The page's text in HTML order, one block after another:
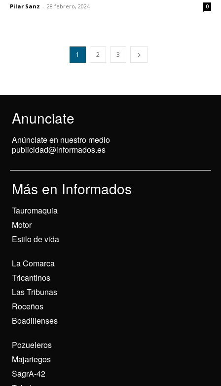
Pilar Sanz - 28 febrero, 2024 0
1 2 3
Anunciate
Anúnciate en nuestro medio
publicidad@informados.es
Más en Informados
Tauromaquia
Motor
Estilo de vida
La Comarca
Tricantinos
Las Tribunas
Roceños
Boadillenses
Pozueleros
Majariegos
SagrA-42